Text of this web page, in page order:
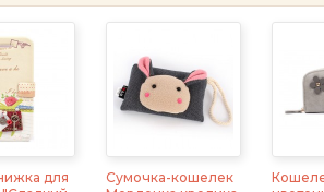
для
Сумочка-кошелек